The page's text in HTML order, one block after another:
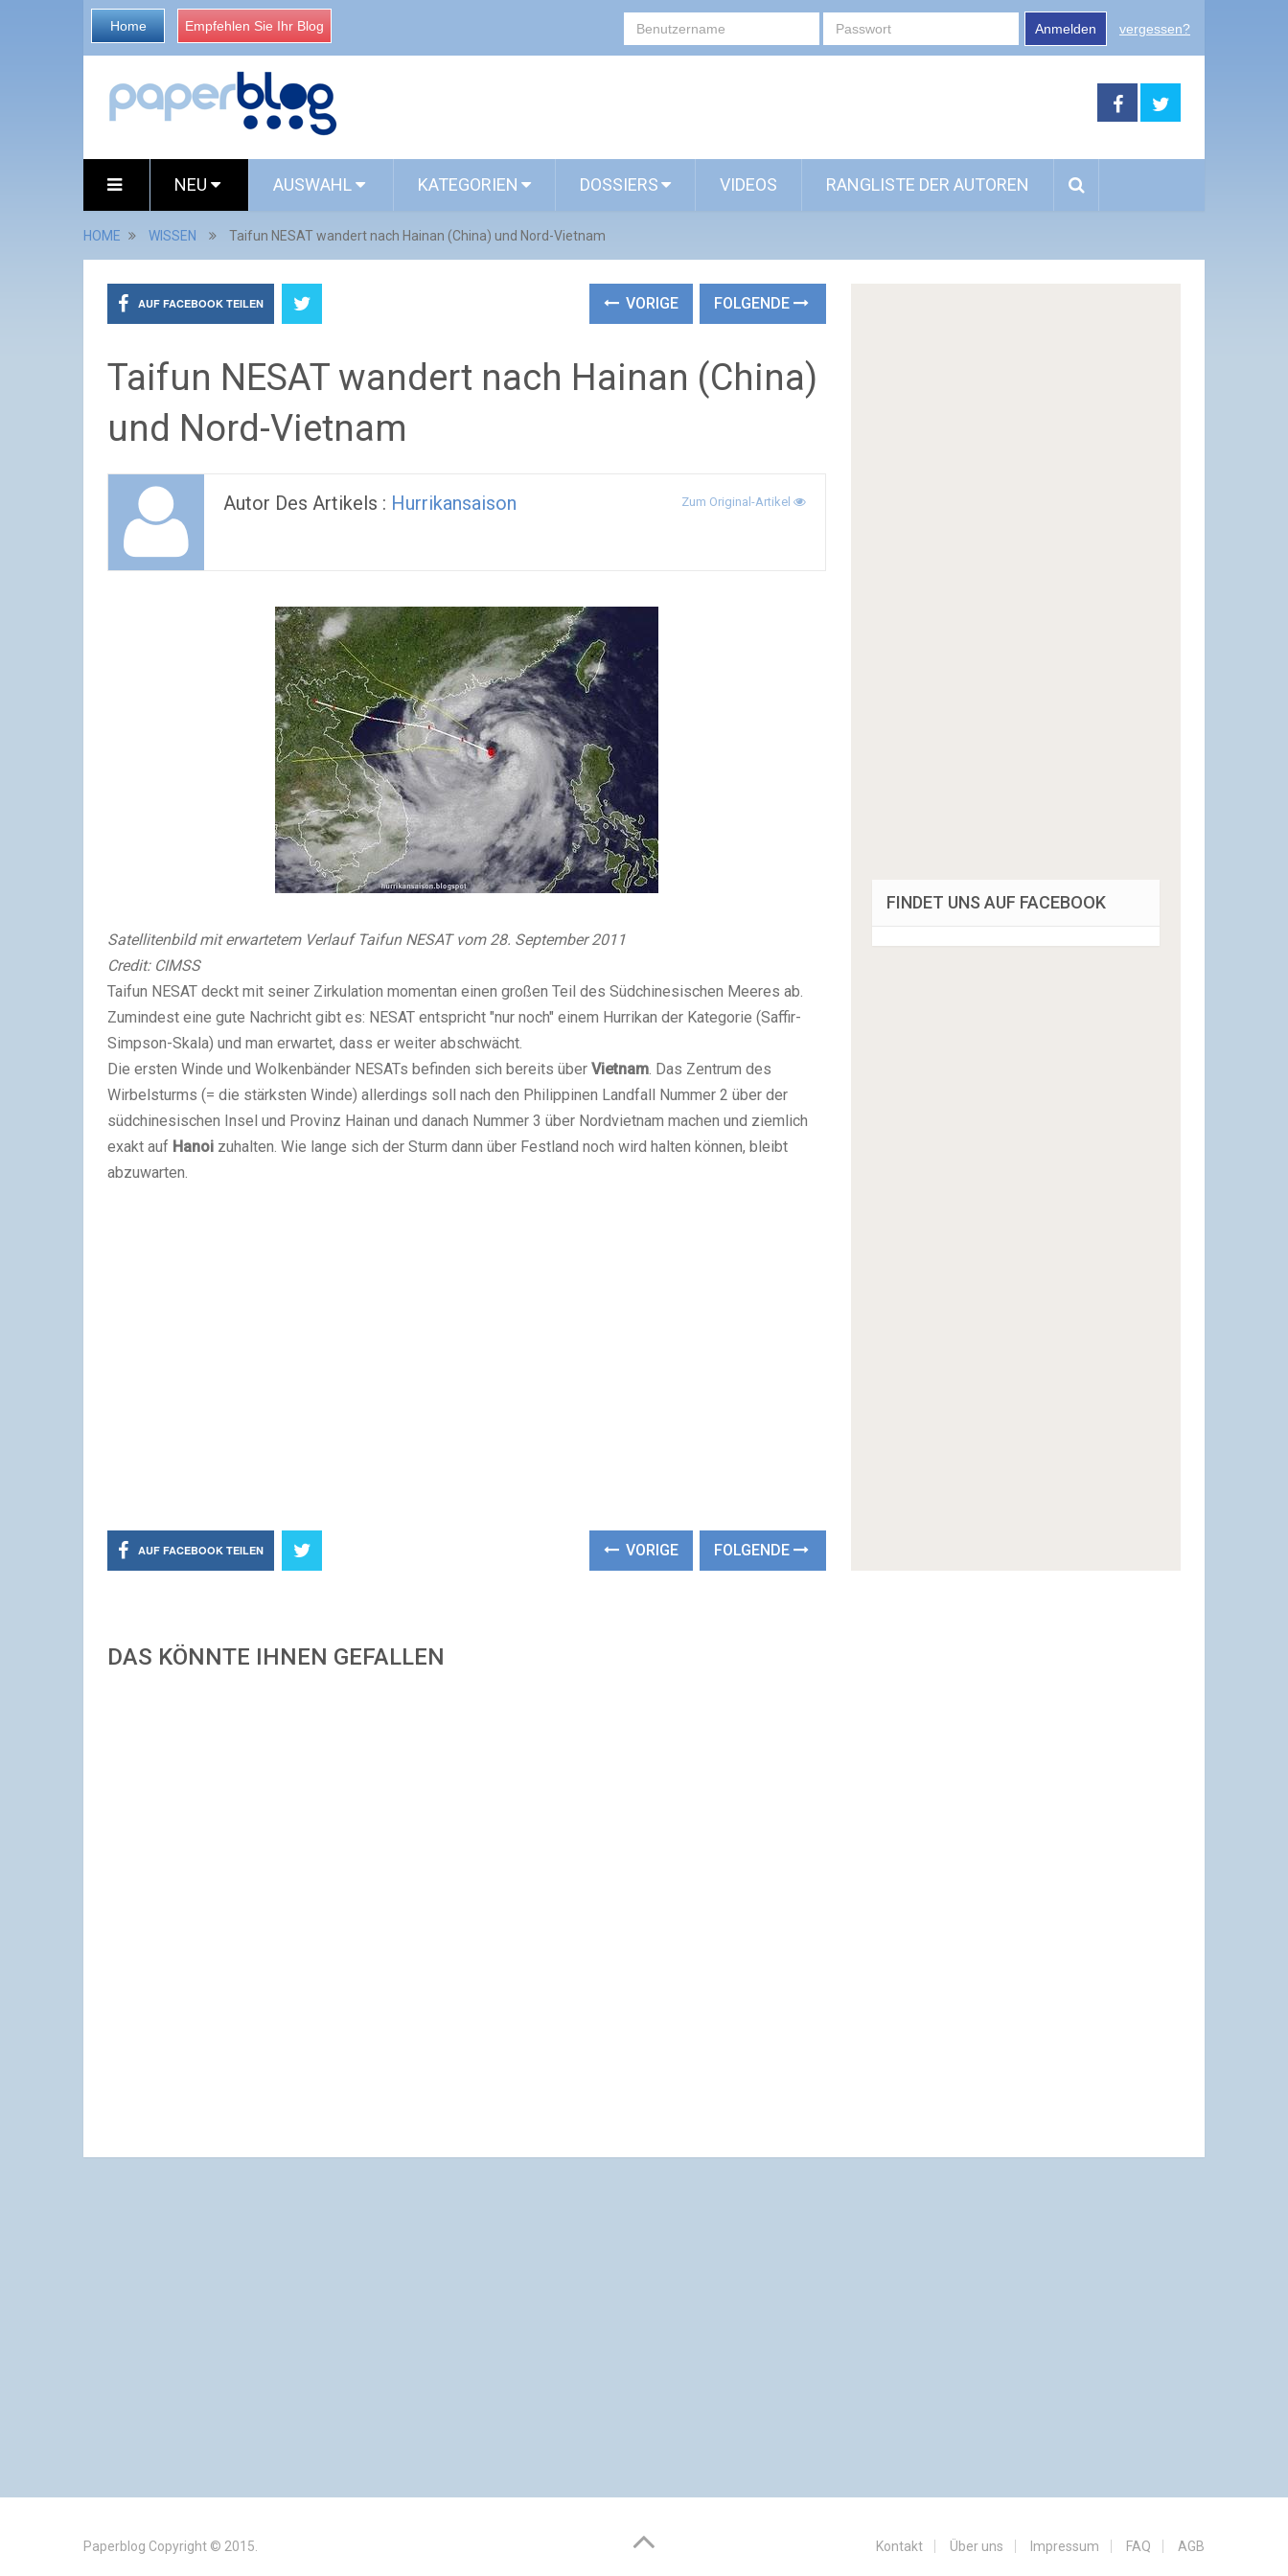
Home Empfehlen Sie Ihr Blog Anmelden vergessen?
NEU AUSWAHL KATEGORIEN DOSSIERS VIDEOS RANGLISTE DER AUTOREN
HOME WISSEN Taifun NESAT wandert nach Hainan (China) und Nord-Vietnam
AUF FACEBOOK TEILEN VORIGE FOLGENDE
Taifun NESAT wandert nach Hainan (China)
und Nord-Vietnam
Autor Des Artikels : Hurrikansaison Zum Original-Artikel
Satellitenbild mit erwartetem Verlauf Taifun NESAT vom 28. September 2011
Credit: CIMSS
Taifun NESAT deckt mit seiner Zirkulation momentan einen großen Teil des Südchinesischen Meeres ab.
Zumindest eine gute Nachricht gibt es: NESAT entspricht "nur noch" einem Hurrikan der Kategorie (Saffir-
Simpson-Skala) und man erwartet, dass er weiter abschwächt.
Die ersten Winde und Wolkenbänder NESATs befinden sich bereits über Vietnam. Das Zentrum des
Wirbelsturms (= die stärksten Winde) allerdings soll nach den Philippinen Landfall Nummer 2 über der
südchinesischen Insel und Provinz Hainan und danach Nummer 3 über Nordvietnam machen und ziemlich
exakt auf Hanoi zuhalten. Wie lange sich der Sturm dann über Festland noch wird halten können, bleibt
abzuwarten.
AUF FACEBOOK TEILEN VORIGE FOLGENDE
DAS KÖNNTE IHNEN GEFALLEN
FINDET UNS AUF FACEBOOK
Paperblog Copyright © 2015. Kontakt Über uns Impressum FAQ AGB